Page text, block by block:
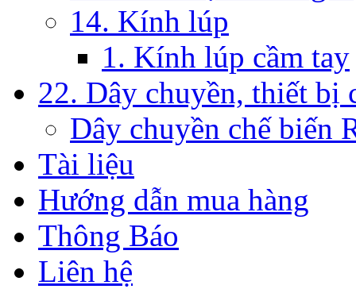
14. Kính lúp
1. Kính lúp cầm tay
22. Dây chuyền, thiết bị
Dây chuyền chế biến
Tài liệu
Hướng dẫn mua hàng
Thông Báo
Liên hệ